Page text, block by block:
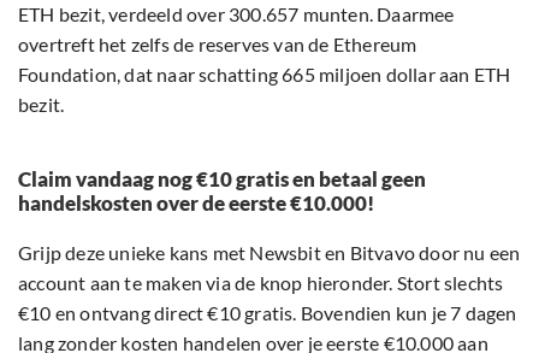
ETH bezit, verdeeld over 300.657 munten. Daarmee
overtreft het zelfs de reserves van de Ethereum
Foundation, dat naar schatting 665 miljoen dollar aan ETH
bezit.
Claim vandaag nog €10 gratis en betaal geen
handelskosten over de eerste €10.000!
Grijp deze unieke kans met Newsbit en Bitvavo door nu een
account aan te maken via de knop hieronder. Stort slechts
€10 en ontvang direct €10 gratis. Bovendien kun je 7 dagen
lang zonder kosten handelen over je eerste €10.000 aan